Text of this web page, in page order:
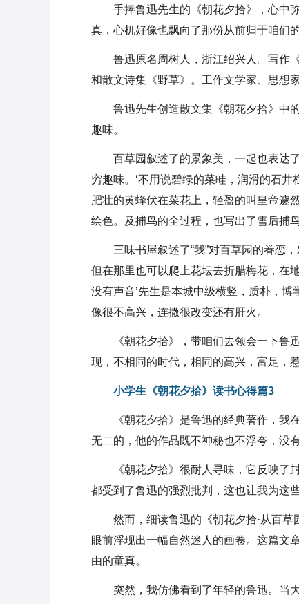
手捧鲁迅先生的《朝花夕拾》，心中
真，心机好像也飘向了那份从前归于咱们
鲁迅原名周树人，浙江绍兴人。写作
和散文诗集《野草》。工作文学家、思想
鲁迅先生创造散文集《朝花夕拾》中
趣味。
百草园叙述了的景象美，一起也表达
穷趣味。‘不用说碧绿的菜畦，润滑的石
肥壮的黄蜂伏在菜花上，轻盈的叫皇帝遽
绘色。及捕鸟的全过程，也写出了雪后捕鸟
三味书屋叙述了“我”对百草园的眷恋
但在那里也可以爬上花坛去折腊梅花，在
没有声音’先生是本城中级横竖，质朴，
像很不高兴，连撒很改变还有肝火。
《朝花夕拾》，带咱们去领会一下
现，不相同的时代，相同的高兴，富足，
小学生《朝花夕拾》读书心得篇3
《朝花夕拾》是鲁迅的经典著作，
无二的，他的作品既不神秘也不浮夸，没
《朝花夕拾》很耐人寻味，它反映
都受到了鲁迅的强烈批判，这也让我为这
然而，细读鲁迅的《朝花夕拾·从百
眼前浮现出一幅自然迷人的画卷。这篇文
由的童真。
突然，我仿佛看到了年轻的鲁迅。当